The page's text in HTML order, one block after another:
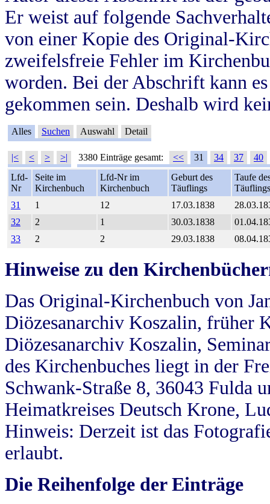
Er weist auf folgende
von einer Kopie des Original-
zweifelsfreie Fehler im
worden. Bei der Abschrift kann
gekommen sein. Deshalb wird
Alles Suchen Auswahl Detail
|< < > >| 3380 Einträge gesamt: << 31 34 37
40
Lfd-
Nr
Seite im
Kirchenbuch
Lfd-Nr im
Kirchenbuch
Geburt des
Täuflings
Taufe
Täuflings
31
1 12 17.03.1838
32
2 1 30.03.1838
33
2 2 29.03.1838
Hinweise zu den
Das Original-Kirchenbuch von
Diözesanarchiv Koszalin, früher
Diözesanarchiv Koszalin,
des Kirchenbuches liegt in der
Schwank-Straße 8, 36043 Fulda
Heimatkreises Deutsch Krone,
Hinweis: Derzeit ist das
erlaubt.
Die Reihenfolge der Einträge